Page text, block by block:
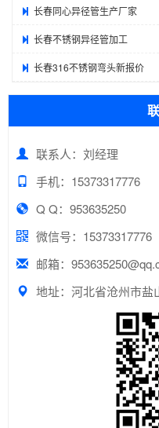
长春同心异径管生产厂家
长春不锈钢异径管加工
长春316不锈钢弯头新报价
联系人：刘经理
手机：15373317776
Q Q：953635250
微信号：15373317776
邮箱：
地址：河北省沧州市盐